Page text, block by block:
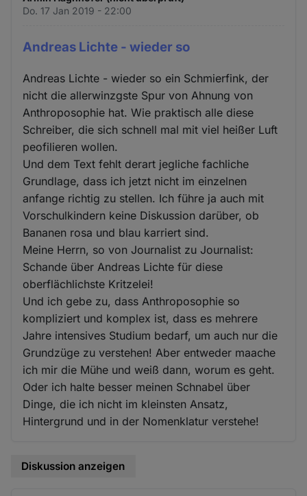
Do. 17 Jan 2019 - 22:00
Andreas Lichte - wieder so
Andreas Lichte - wieder so ein Schmierfink, der
nicht die allerwinzgste Spur von Ahnung von
Anthroposophie hat. Wie praktisch alle diese
Schreiber, die sich schnell mal mit viel heißer Luft
peofilieren wollen.
Und dem Text fehlt derart jegliche fachliche
Grundlage, dass ich jetzt nicht im einzelnen
anfange richtig zu stellen. Ich führe ja auch mit
Vorschulkindern keine Diskussion darüber, ob
Bananen rosa und blau karriert sind.
Meine Herrn, so von Journalist zu Journalist:
Schande über Andreas Lichte für diese
oberflächlichste Kritzelei!
Und ich gebe zu, dass Anthroposophie so
kompliziert und komplex ist, dass es mehrere
Jahre intensives Studium bedarf, um auch nur die
Grundzüge zu verstehen! Aber entweder maache
ich mir die Mühe und weiß dann, worum es geht.
Oder ich halte besser meinen Schnabel über
Dinge, die ich nicht im kleinsten Ansatz,
Hintergrund und in der Nomenklatur verstehe!
Diskussion anzeigen